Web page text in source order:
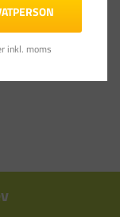
inkl. moms